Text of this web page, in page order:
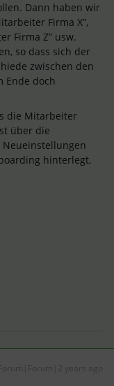
Dann haben wir
Firma X”,
Firma Z” usw.
so dass sich der
zwischen den
Ende doch
die Mitarbeiter
über die
hinterlegt,
Forum|Forum|2 years ago